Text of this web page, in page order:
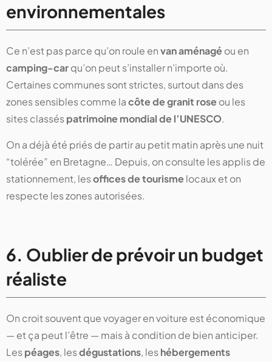
environnementales
Ce n’est pas parce qu’on roule envan aménagéou en
camping-carqu’on peut s’installer n’importe où.
Certaines communes sont strictes, surtout dans des
zones sensibles comme lacôte de granit roseou les
sites classéspatrimoine mondial de l’UNESCO.
On a déjà été priés de partir au petit matin après une nuit
“tolérée” en Bretagne… Depuis, on consulte les applis de
stationnement, lesoffices de tourismelocaux et on
respecte les zones autorisées.
6. Oublier de prévoir un budget
réaliste
On croit souvent que voyager en voiture est économique
— et ça peut l’être — mais à condition de bien anticiper.
Lespéages, lesdégustations, leshébergements